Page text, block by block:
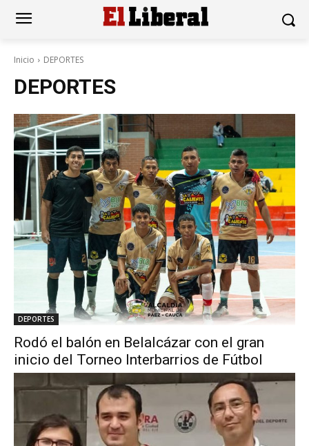
Inicio DEPORTES
DEPORTES
DEPORTES
Rodó el balón en Belalcázar con el gran
inicio del Torneo Interbarrios de Fútbol